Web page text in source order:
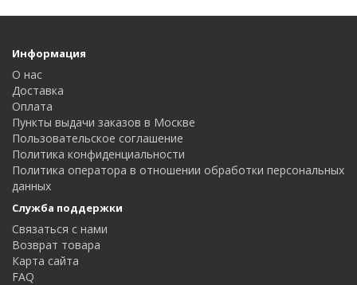
Информация
О нас
Доставка
Оплата
Пункты выдачи заказов в Москве
Пользовательское соглашение
Политика конфиденциальности
Политика оператора в отношении обработки персональных
данных
Служба поддержки
Связаться с нами
Возврат товара
Карта сайта
FAQ